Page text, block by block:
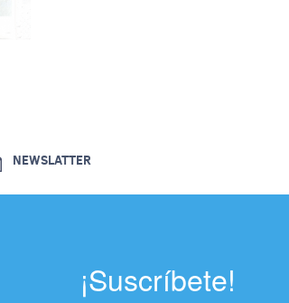
NEWSLATTER
¡Suscríbete!